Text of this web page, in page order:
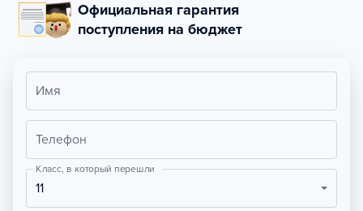
Официальная гарантия
поступления на бюджет
Имя
Телефон
Класс, в который перешли
11